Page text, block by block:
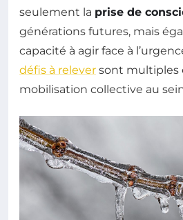
seulement la prise de
générations futures, mais
capacité à agir face à
défis à relever sont multiples
mobilisation collective au